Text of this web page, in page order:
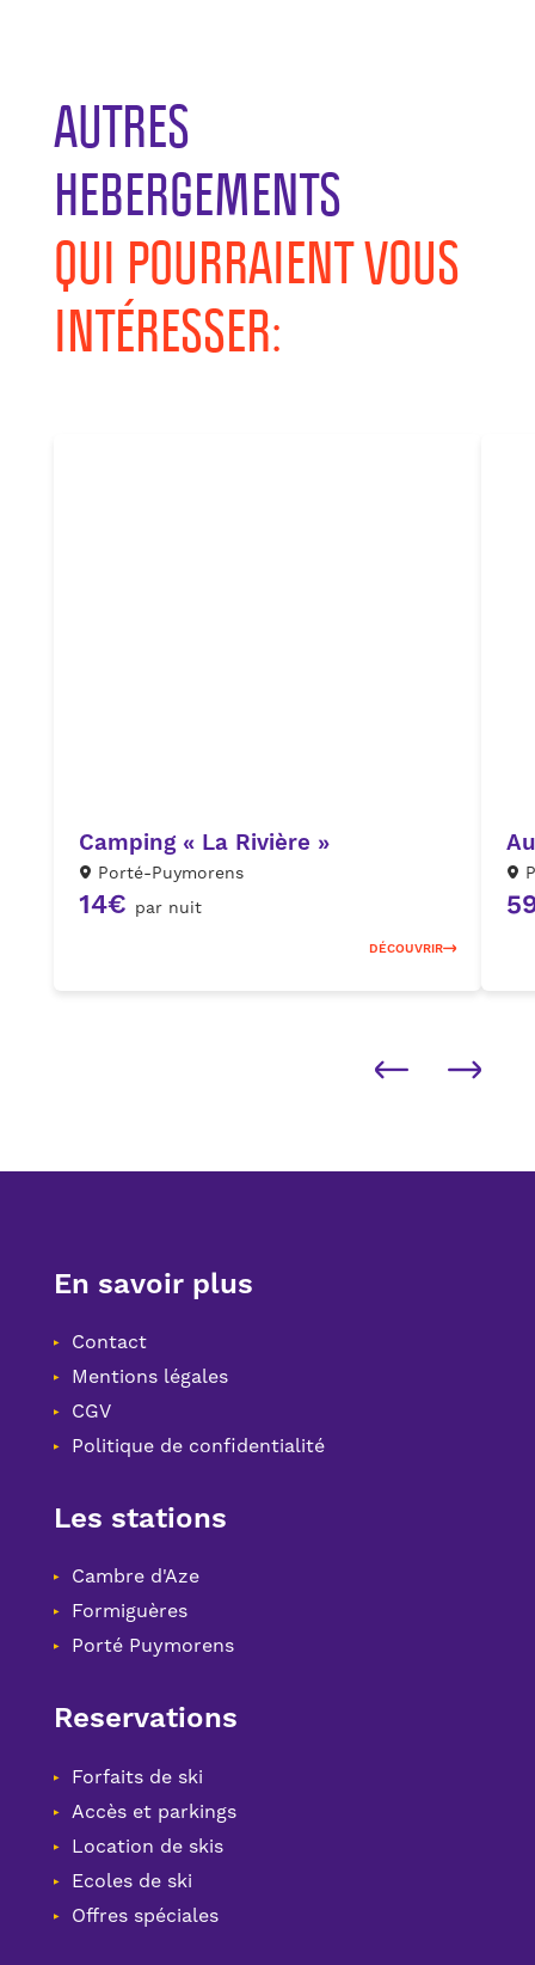
AUTRES
HEBERGEMENTS
QUI POURRAIENT VOUS
INTÉRESSER:
Camping « La Rivière »
Porté-Puymorens
14€ par nuit
DÉCOUVRIR
En savoir plus
Contact
Mentions légales
CGV
Politique de confidentialité
Les stations
Cambre d'Aze
Formiguères
Porté Puymorens
Reservations
Forfaits de ski
Accès et parkings
Location de skis
Ecoles de ski
Offres spéciales